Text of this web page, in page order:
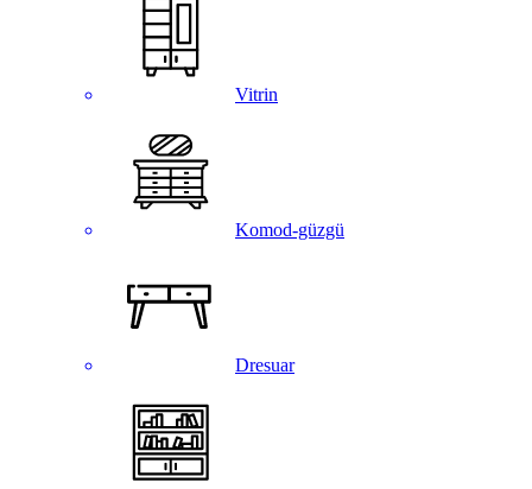
Vitrin
Komod-güzgü
Dresuar